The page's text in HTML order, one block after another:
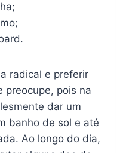
radical e preferir
preocupe, pois na
dar um
banho de sol e até
Ao longo do dia,